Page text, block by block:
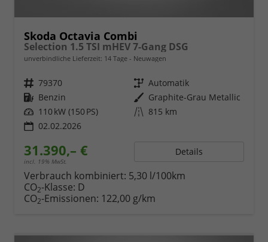
Skoda Octavia Combi
Selection 1.5 TSI mHEV 7-Gang DSG
unverbindliche Lieferzeit: 14 Tage Neuwagen
Fahrzeugnr. 79370 Getriebe Automatik
Kraftstoff Benzin Außenfarbe Graphite-Grau Metallic
Leistung 110 kW (150 PS) Kilometerstand 815 km
02.02.2026
31.390,– €
incl. 19% MwSt.
Details
Verbrauch kombiniert: 5,30 l/100km
CO2-Klasse: D
CO2-Emissionen: 122,00 g/km